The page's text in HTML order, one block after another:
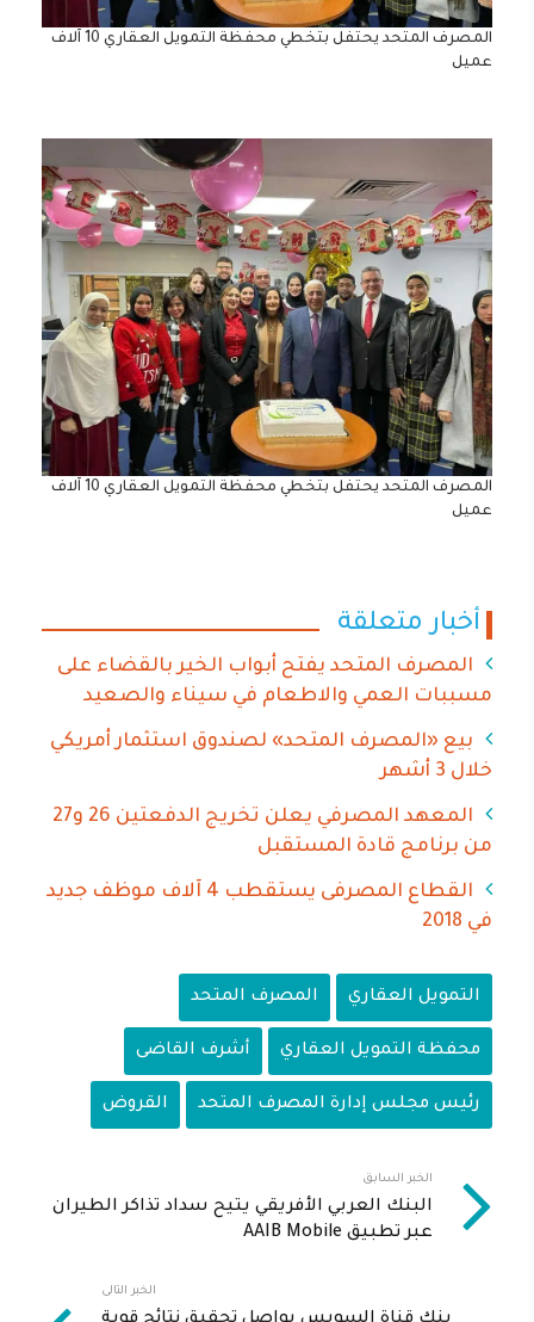
المصرف المتحد يحتفل بتخطي محفظة التمويل العقاري 10 آلاف
عميل
المصرف المتحد يحتفل بتخطي محفظة التمويل العقاري 10 آلاف
عميل
أخبار متعلقة
المصرف المتحد يفتح أبواب الخير بالقضاء على
مسببات العمي والاطعام في سيناء والصعيد
بيع «المصرف المتحد» لصندوق استثمار أمريكي
خلال 3 أشهر
المعهد المصرفي يعلن تخريج الدفعتين 26 و27
من برنامج قادة المستقبل
القطاع المصرفى يستقطب 4 آلاف موظف جديد
في 2018
التمويل العقاري المصرف المتحد
محفظة التمويل العقاري أشرف القاضى
رئيس مجلس إدارة المصرف المتحد القروض
الخبر السابق
البنك العربي الأفريقي يتيح سداد تذاكر الطيران
عبر تطبيق AAIB Mobile
الخبر التالى